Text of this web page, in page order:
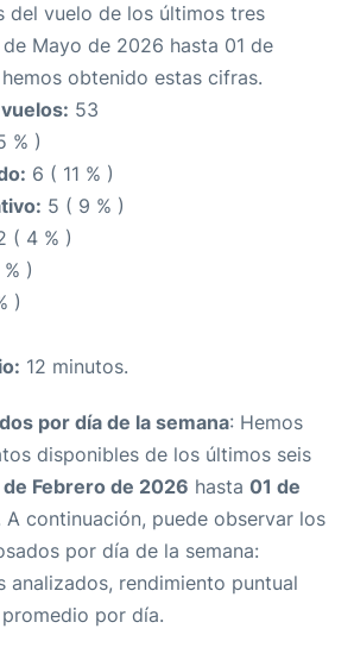
del vuelo de los últimos tres
Mayo de 2026 hasta 01 de
obtenido estas cifras.
53
% )
6 ( 11 % )
5 ( 9 % )
( 4 % )
)
)
12 minutos.
por día de la semana: Hemos
disponibles de los últimos seis
Febrero de 2026 hasta 01 de
A continuación, puede observar los
por día de la semana:
analizados, rendimiento puntual
por día.